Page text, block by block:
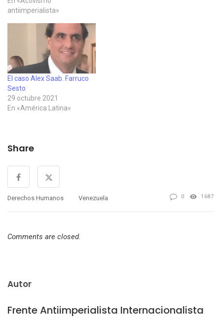
antiimperialista»
El caso Alex Saab. Farruco
Sesto
29 octubre 2021
En «América Latina»
Share
Derechos Humanos Venezuela 0 1687
Comments are closed.
Autor
Frente Antiimperialista Internacionalista